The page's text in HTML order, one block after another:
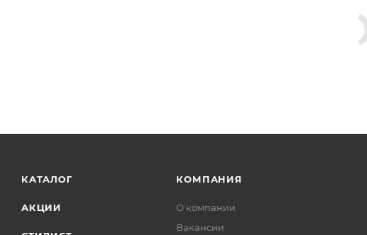
КАТАЛОГ
АКЦИИ
КОМПАНИЯ
О компании
Вакансии